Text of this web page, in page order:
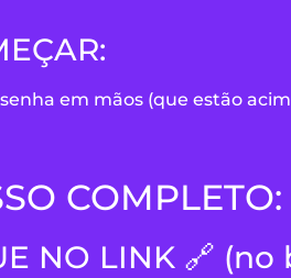
senha em mãos (que estão
COMPLETO:
NO LINK 🔗 (no